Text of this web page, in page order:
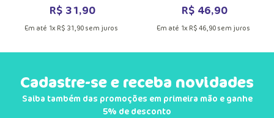
R$ 31,90
Em até 1x R$ 31,90sem juros
R$ 46,90
Em até 1x R$ 46,90sem juros
Cadastre-se e receba novidades
Saiba também das promoções em primeira mão e ganhe
5% de desconto